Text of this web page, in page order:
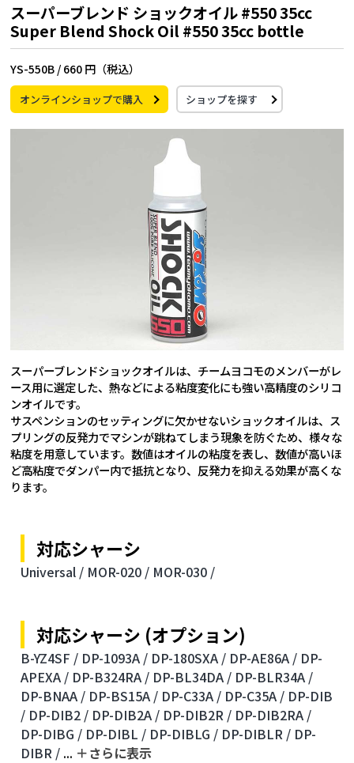
スーパーブレンド ショックオイル #550 35cc
Super Blend Shock Oil #550 35cc bottle
YS-550B / 660 円（税込）
オンラインショップで購入 ショップを探す
スーパーブレンドショックオイルは、チームヨコモのメンバーがレ
ース用に選定した、熱などによる粘度変化にも強い高精度のシリコ
ンオイルです。
サスペンションのセッティングに欠かせないショックオイルは、ス
プリングの反発力でマシンが跳ねてしまう現象を防ぐため、様々な
粘度を用意しています。数値はオイルの粘度を表し、数値が高いほ
ど高粘度でダンパー内で抵抗となり、反発力を抑える効果が高くな
ります。
対応シャーシ
Universal / MOR-020 / MOR-030 /
対応シャーシ (オプション)
B-YZ4SF / DP-1093A / DP-180SXA / DP-AE86A / DP-
APEXA / DP-B324RA / DP-BL34DA / DP-BLR34A /
DP-BNAA / DP-BS15A / DP-C33A / DP-C35A / DP-DIB
/ DP-DIB2 / DP-DIB2A / DP-DIB2R / DP-DIB2RA /
DP-DIBG / DP-DIBL / DP-DIBLG / DP-DIBLR / DP-
DIBR / ... ＋さらに表⽰